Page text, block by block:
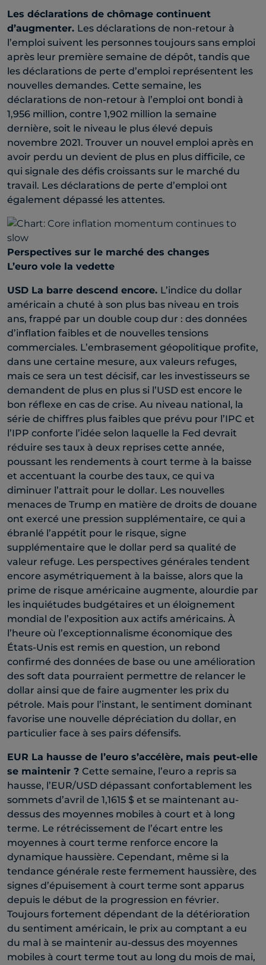
Les déclarations de chômage continuent
d’augmenter. Les déclarations de non-retour à
l’emploi suivent les personnes toujours sans emploi
après leur première semaine de dépôt, tandis que
les déclarations de perte d’emploi représentent les
nouvelles demandes. Cette semaine, les
déclarations de non-retour à l’emploi ont bondi à
1,956 million, contre 1,902 million la semaine
dernière, soit le niveau le plus élevé depuis
novembre 2021. Trouver un nouvel emploi après en
avoir perdu un devient de plus en plus difficile, ce
qui signale des défis croissants sur le marché du
travail. Les déclarations de perte d’emploi ont
également dépassé les attentes.
Perspectives sur le marché des changes
L’euro vole la vedette
USD La barre descend encore. L’indice du dollar
américain a chuté à son plus bas niveau en trois
ans, frappé par un double coup dur : des données
d’inflation faibles et de nouvelles tensions
commerciales. L’embrasement géopolitique profite,
dans une certaine mesure, aux valeurs refuges,
mais ce sera un test décisif, car les investisseurs se
demandent de plus en plus si l’USD est encore le
bon réflexe en cas de crise. Au niveau national, la
série de chiffres plus faibles que prévu pour l’IPC et
l’IPP conforte l’idée selon laquelle la Fed devrait
réduire ses taux à deux reprises cette année,
poussant les rendements à court terme à la baisse
et accentuant la courbe des taux, ce qui va
diminuer l’attrait pour le dollar. Les nouvelles
menaces de Trump en matière de droits de douane
ont exercé une pression supplémentaire, ce qui a
ébranlé l’appétit pour le risque, signe
supplémentaire que le dollar perd sa qualité de
valeur refuge. Les perspectives générales tendent
encore asymétriquement à la baisse, alors que la
prime de risque américaine augmente, alourdie par
les inquiétudes budgétaires et un éloignement
mondial de l’exposition aux actifs américains. À
l’heure où l’exceptionnalisme économique des
États-Unis est remis en question, un rebond
confirmé des données de base ou une amélioration
des soft data pourraient permettre de relancer le
dollar ainsi que de faire augmenter les prix du
pétrole. Mais pour l’instant, le sentiment dominant
favorise une nouvelle dépréciation du dollar, en
particulier face à ses pairs défensifs.​
EUR La hausse de l’euro s’accélère, mais peut-elle
se maintenir ? Cette semaine, l’euro a repris sa
hausse, l’EUR/USD dépassant confortablement les
sommets d’avril de 1,1615 $ et se maintenant au-
dessus des moyennes mobiles à court et à long
terme. Le rétrécissement de l’écart entre les
moyennes à court terme renforce encore la
dynamique haussière. Cependant, même si la
tendance générale reste fermement haussière, des
signes d’épuisement à court terme sont apparus
depuis le début de la progression en février.
Toujours fortement dépendant de la détérioration
du sentiment américain, le prix au comptant a eu
du mal à se maintenir au-dessus des moyennes
mobiles à court terme tout au long du mois de mai,